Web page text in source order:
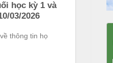
học kỳ 1 và
03/2026
thông tin họ